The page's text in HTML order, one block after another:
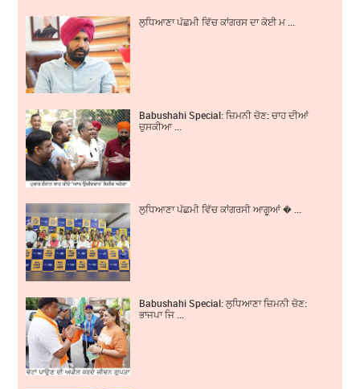
ਲੁਧਿਆਣਾ ਪੱਛਮੀ ਵਿੱਚ ਕਾਂਗਰਸ ਦਾ ਕੋਈ ਮ ...
Babushahi Special: ਜ਼ਿਮਨੀ ਚੋਣ: ਚਾਹ ਦੀਆਂ
ਚੁਸਕੀਆ ...
ਲੁਧਿਆਣਾ ਪੱਛਮੀ ਵਿੱਚ ਕਾਂਗਰਸੀ ਆਗੂਆਂ � ...
Babushahi Special: ਲੁਧਿਆਣਾ ਜ਼ਿਮਨੀ ਚੋਣ:
ਭਾਜਪਾ ਜਿ ...